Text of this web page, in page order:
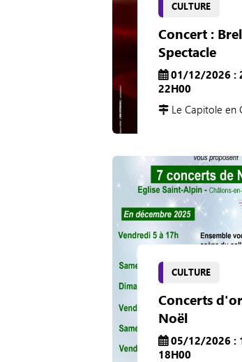
CULTURE
Concert :
Spectacle
01/12/2026 :
22H00
Le Capitole en
CULTURE
Concerts
Noël
05/12/2026 :
18H00